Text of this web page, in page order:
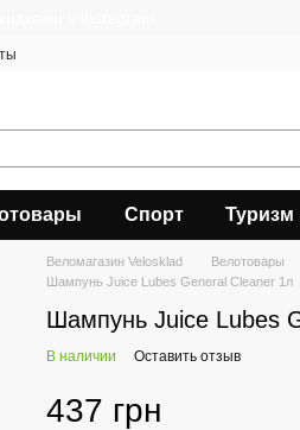
Спорт Туризм
Веломагазин Velosklad Велотовары
Шампунь Juice Lubes General Cleaner 1л
Шампунь Juice Lubes
В наличии Оставить отзыв
437 грн